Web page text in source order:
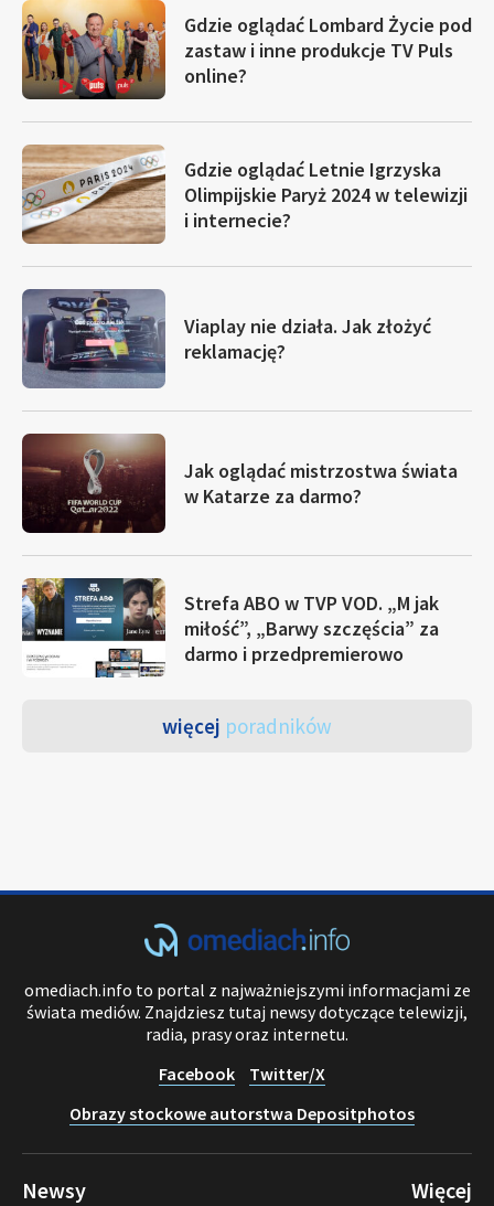
Gdzie oglądać Lombard Życie pod
zastaw i inne produkcje TV Puls
online?
Gdzie oglądać Letnie Igrzyska
Olimpijskie Paryż 2024 w telewizji
i internecie?
Viaplay nie działa. Jak złożyć
reklamację?
Jak oglądać mistrzostwa świata
w Katarze za darmo?
Strefa ABO w TVP VOD. „M jak
miłość”, „Barwy szczęścia” za
darmo i przedpremierowo
więcej poradników
omediach.info to portal z najważniejszymi informacjami ze
świata mediów. Znajdziesz tutaj newsy dotyczące telewizji,
radia, prasy oraz internetu.
Facebook
Twitter/X
Obrazy stockowe autorstwa Depositphotos
Newsy Więcej